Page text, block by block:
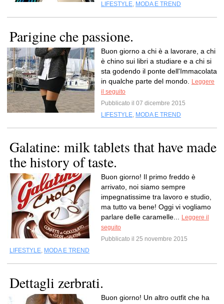
LIFESTYLE, MODA E TREND
Parigine che passione.
Buon giorno a chi è a lavorare, a chi
è chino sui libri a studiare e a chi si
sta godendo il ponte dell'Immacolata
in qualche parte del mondo.
Leggere
il seguito
Pubblicato il 07 dicembre 2015
LIFESTYLE, MODA E TREND
Galatine: milk tablets that have made
the history of taste.
Buon giorno! Il primo freddo è
arrivato, noi siamo sempre
impegnatissime tra lavoro e studio,
ma tutto va bene! Oggi vi vogliamo
parlare delle caramelle...
Leggere il
seguito
Pubblicato il 25 novembre 2015
LIFESTYLE, MODA E TREND
Dettagli zerbrati.
Buon giorno! Un altro outfit che ha